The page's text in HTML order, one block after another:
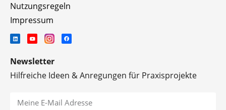
Nutzungsregeln
Impressum
Newsletter
Hilfreiche Ideen & Anregungen für Praxisprojekte